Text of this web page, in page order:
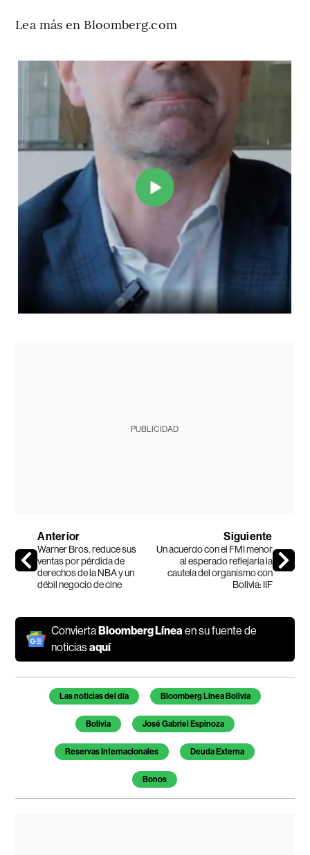
Lea más en Bloomberg.com
PUBLICIDAD
Anterior
Warner Bros. reduce sus
ventas por pérdida de
derechos de la NBA y un
débil negocio de cine
Siguiente
Un acuerdo con el FMI menor
al esperado reflejaría la
cautela del organismo con
Bolivia: IIF
ConviertaBloomberg Línea en su fuente de
noticiasaquí
Temas de este artículo
Las noticias del día Bloomberg Línea Bolivia
Bolivia José Gabriel Espinoza
Reservas Internacionales Deuda Externa
Bonos